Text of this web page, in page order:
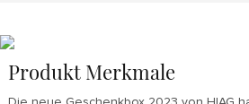
Produkt Merkmale